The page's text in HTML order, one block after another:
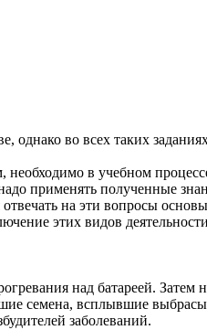
во всех таких
в учебном
применять полученные
на эти вопросы
этих видов
над батареей. Затем
семена, всплывшие
заболеваний.